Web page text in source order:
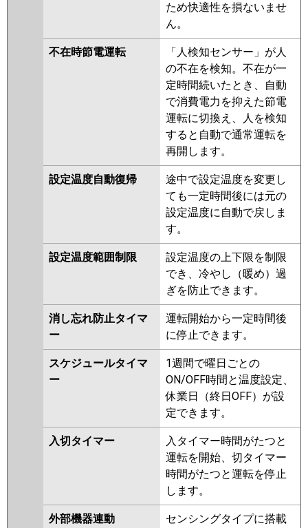
FDTV1405HPA5S-rak
FDTV1405HPA5S-airf
FDTV1405HPA5S
FDTV1405HPA5S-rakuri-na
FDTV1405HPA5S-airflex
PA-P140U7KDNBX PA-
P140U7HDNBX PA-P140U7KDB
PA-P140U7KDNB PA-P140U7HDB
PA-P140U7HDNB PA-P140U7KD
PA-P140U7KDN PA-P140U7HD
PA-P140U7HDN PA-P140U6KDB
PA-P140U6KDNB PA-P140U6CDB
PA-P140U6CDNB PA-P140U6HDB
PA-P140U6HDNB
PA-P140U6KDN PA-P140U6HD
PA-P140U6HDN
ため快適性を損ないませ
ん。
不在時節電運転
「人検知センサー」が人
の不在を検知。不在が一
定時間続いたとき、自動
で消費電力を抑えた節電
運転に切換え、人を検知
すると自動で通常運転を
再開します。
設定温度自動復帰
途中で設定温度を変更し
ても一定時間後には元の
設定温度に自動で戻しま
す。
設定温度範囲制限
設定温度の上下限を制限
でき、冷やし（暖め）過
ぎを防止できます。
消し忘れ防止タイマ
ー
運転開始から一定時間後
に停止できます。
スケジュールタイマ
ー
1週間で曜日ごとの
ON/OFF時間と温度設定、
休業日（終日OFF）が設
定できます。
入切タイマー
入タイマー時間がたつと
運転を開始、切タイマー
時間がたつと運転を停止
します。
外部機器連動
センシングタイプに搭載